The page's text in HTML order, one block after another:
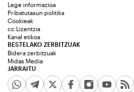
JARRAITU
Lege informazioa
Pribatutasun politika
Cookieak
cc Lizentzia
Kanal etikoa
BESTELAKO ZERBITZUAK
Bidera zerbitzuak
Midas Media